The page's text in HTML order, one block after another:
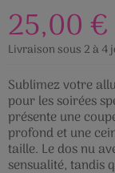
25,00 €
Livraison sous 2 à 4
Sublimez votre
pour les soirées
présente une
profond et une
taille. Le dos nu
sensualité, tandis